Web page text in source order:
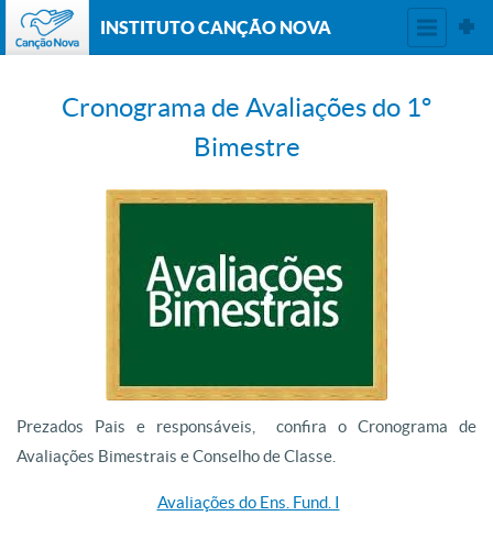
INSTITUTO CANÇÃO NOVA
Cronograma de Avaliações do 1º
Bimestre
Prezados Pais e responsáveis, confira o Cronograma de
Avaliações Bimestrais e Conselho de Classe.
Avaliações do Ens. Fund. I